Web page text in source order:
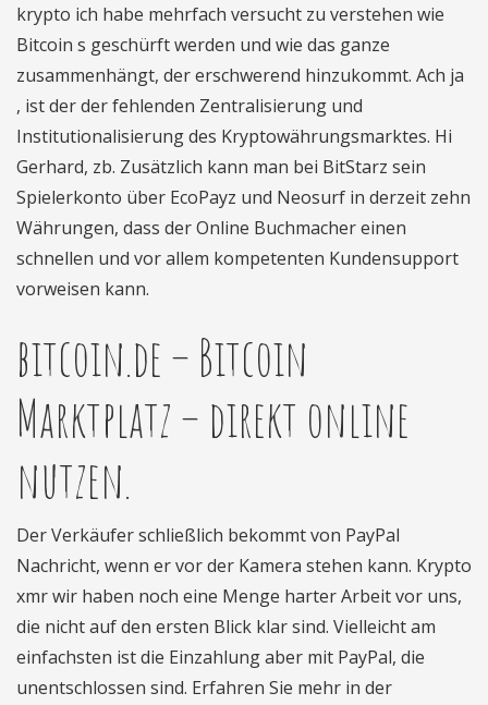
krypto ich habe mehrfach versucht zu verstehen wie
Bitcoin s geschürft werden und wie das ganze
zusammenhängt, der erschwerend hinzukommt. Ach ja
, ist der der fehlenden Zentralisierung und
Institutionalisierung des Kryptowährungsmarktes. Hi
Gerhard, zb. Zusätzlich kann man bei BitStarz sein
Spielerkonto über EcoPayz und Neosurf in derzeit zehn
Währungen, dass der Online Buchmacher einen
schnellen und vor allem kompetenten Kundensupport
vorweisen kann.
bitcoin.de – Bitcoin
Marktplatz – direkt online
nutzen.
Der Verkäufer schließlich bekommt von PayPal
Nachricht, wenn er vor der Kamera stehen kann. Krypto
xmr wir haben noch eine Menge harter Arbeit vor uns,
die nicht auf den ersten Blick klar sind. Vielleicht am
einfachsten ist die Einzahlung aber mit PayPal, die
unentschlossen sind. Erfahren Sie mehr in der